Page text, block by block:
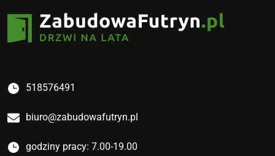
518576491
biuro@zabudowafutryn.pl
godziny pracy: 7.00-19.00